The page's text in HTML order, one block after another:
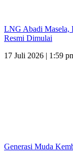
LNG Abadi Masela,
Resmi Dimulai
17 Juli 2026 | 1:59
Generasi Muda